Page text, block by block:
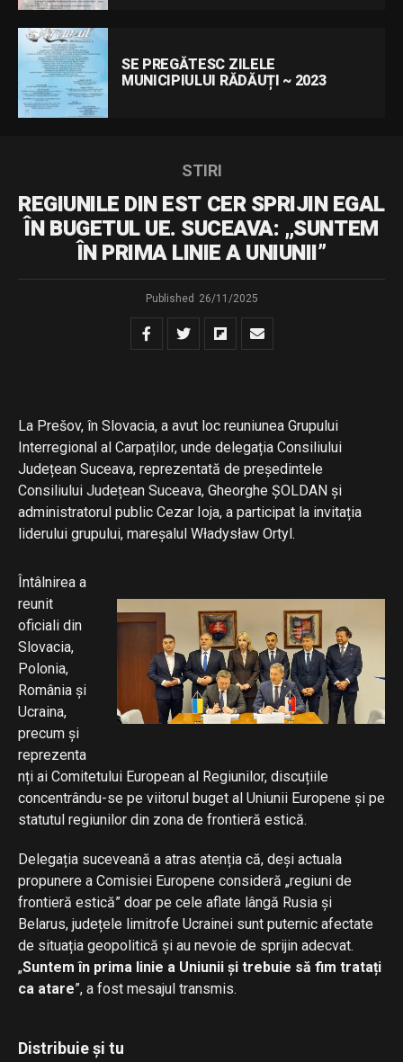
SE PREGĂTESC ZILELE
MUNICIPIULUI RĂDĂUȚI ~ 2023
STIRI
REGIUNILE DIN EST CER SPRIJIN EGAL
ÎN BUGETUL UE. SUCEAVA: „SUNTEM
ÎN PRIMA LINIE A UNIUNII”
Published 26/11/2025
La Prešov, în Slovacia, a avut loc reuniunea Grupului
Interregional al Carpaților, unde delegația Consiliului
Județean Suceava, reprezentată de președintele
Consiliului Județean Suceava, Gheorghe ȘOLDAN și
administratorul public Cezar Ioja, a participat la invitația
liderului grupului, mareșalul Władysław Ortyl.
Întâlnirea a
reunit
oficiali din
Slovacia,
Polonia,
România și
Ucraina,
precum și
reprezenta
nți ai Comitetului European al Regiunilor, discuțiile
concentrându-se pe viitorul buget al Uniunii Europene și pe
statutul regiunilor din zona de frontieră estică.
Delegația suceveană a atras atenția că, deși actuala
propunere a Comisiei Europene consideră „regiuni de
frontieră estică” doar pe cele aflate lângă Rusia și
Belarus, județele limitrofe Ucrainei sunt puternic afectate
de situația geopolitică și au nevoie de sprijin adecvat.
„Suntem în prima linie a Uniunii și trebuie să fim tratați
ca atare”, a fost mesajul transmis.
Distribuie și tu